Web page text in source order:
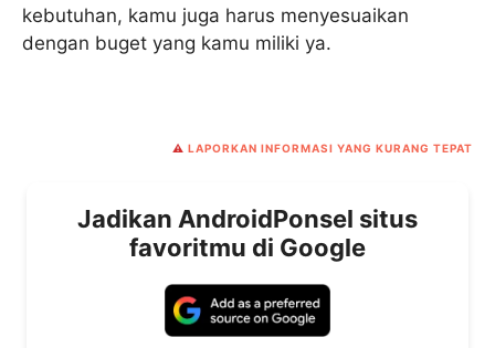
kebutuhan, kamu juga harus menyesuaikan
dengan buget yang kamu miliki ya.
⚠️ LAPORKAN INFORMASI YANG KURANG TEPAT
Jadikan AndroidPonsel situs
favoritmu di Google